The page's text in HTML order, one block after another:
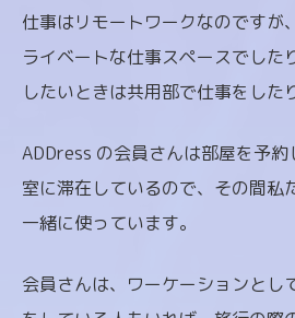
仕事はリモートワークなのですが
ライベートな仕事スペースでした
したいときは共用部で仕事をした
ADDress の会員さんは部屋を予
室に滞在しているので、その間私
一緒に使っています。
会員さんは、ワーケーションとし